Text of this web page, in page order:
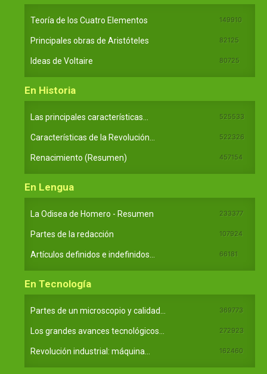
Teoría de los Cuatro Elementos 149910
Principales obras de Aristóteles 82125
Ideas de Voltaire 80725
En Historia
Las principales características... 525533
Características de la Revolución... 522326
Renacimiento (Resumen) 457154
En Lengua
La Odisea de Homero - Resumen 233377
Partes de la redacción 107924
Artículos definidos e indefinidos... 66181
En Tecnología
Partes de un microscopio y calidad... 369773
Los grandes avances tecnológicos... 272923
Revolución industrial: máquina... 162460